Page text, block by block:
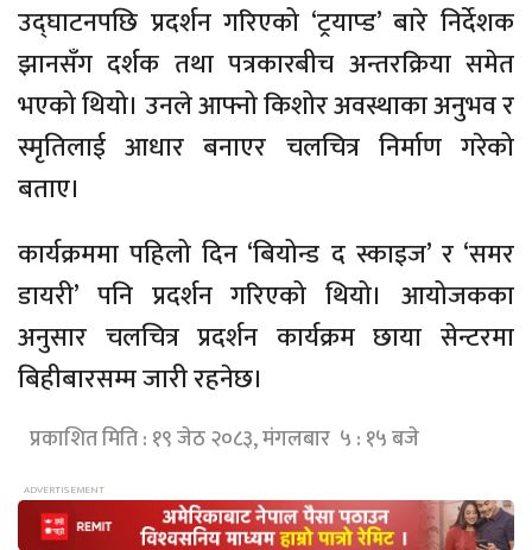
उद्घाटनपछि प्रदर्शन गरिएको ‘ट्रयाप्ड’ बारे निर्देशक
झानसँग दर्शक तथा पत्रकारबीच अन्तरक्रिया समेत
भएको थियो। उनले आफ्नो किशोर अवस्थाका अनुभव र
स्मृतिलाई आधार बनाएर चलचित्र निर्माण गरेको
बताए।
कार्यक्रममा पहिलो दिन ‘बियोन्ड द स्काइज’ र ‘समर
डायरी’ पनि प्रदर्शन गरिएको थियो। आयोजकका
अनुसार चलचित्र प्रदर्शन कार्यक्रम छाया सेन्टरमा
बिहीबारसम्म जारी रहनेछ।
प्रकाशित मिति : १९ जेठ २०८३, मंगलबार ५ : १५ बजे